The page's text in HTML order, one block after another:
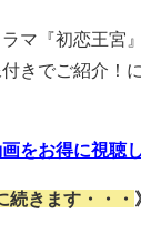
マ『初恋王宮
きでご紹介！
画をお得に視聴
続きます・・・